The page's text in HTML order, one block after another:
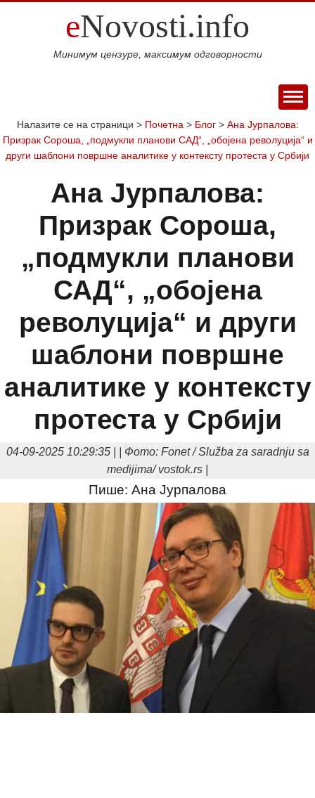
eNovosti.info
Минимум цензуре, максимум одговорности
ПОЧЕТНА
ВИЈЕСТИ
Свијет
Балкан
Србија
Република
Српска
Хроника
Фудбал
Кошарка
Аутомото
МАГАЗИН
Занимљивости
Култура
Наука
и
технологија
Образовање
Шоу
бизнис
ЕКОНОМИЈА
Посао
Аутомобили
Некретнине
ДРУШТВО
Интервју
КОЛУМНЕ
БЛОГ
О НАМА
Налазите се на страници > Почетна > Блог> Ана Јурпалова:
Призрак Сороша, „подмукли планови САД“, „обојена револуција“ и
други шаблони површне аналитике у контексту протеста у Србији
Ана Јурпалова:
Призрак Сороша,
„подмукли планови
САД“, „обојена
револуција“ и други
шаблони површне
аналитике у контексту
протеста у Србији
04-09-2025 10:29:35 | | Фото: Fonet / Služba za saradnju sa
medijima/ vostok.rs |
Пише: Ана Јурпалова